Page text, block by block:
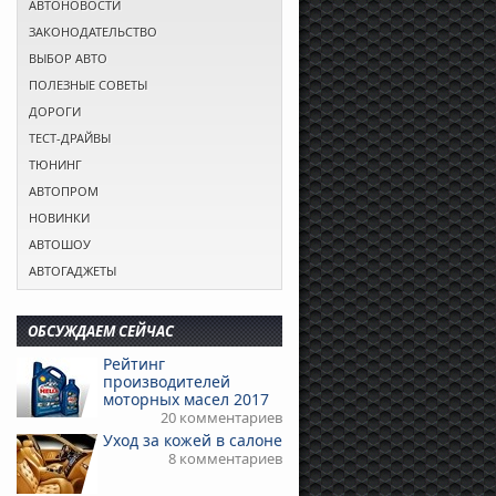
АВТОНОВОСТИ
ЗАКОНОДАТЕЛЬСТВО
ВЫБОР АВТО
ПОЛЕЗНЫЕ СОВЕТЫ
ДОРОГИ
ТЕСТ-ДРАЙВЫ
ТЮНИНГ
АВТОПРОМ
НОВИНКИ
АВТОШОУ
АВТОГАДЖЕТЫ
ОБСУЖДАЕМ СЕЙЧАС
Рейтинг
производителей
моторных масел 2017
20 комментариев
Уход за кожей в салоне
8 комментариев